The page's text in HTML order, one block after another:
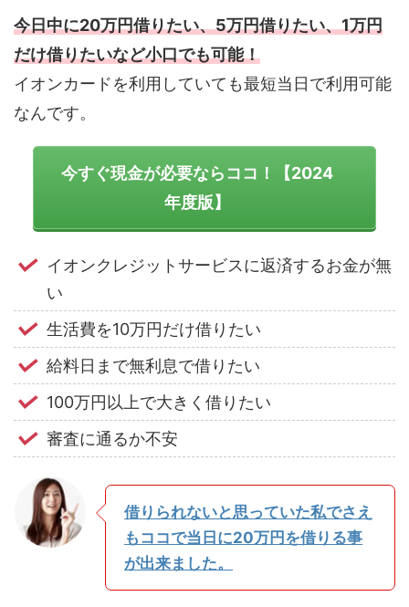
今日中に20万円借りたい、5万円借りたい、1万円
だけ借りたいなど小口でも可能！
イオンカードを利用していても最短当日で利用可能
なんです。
今すぐ現金が必要ならココ！【2024
年度版】
イオンクレジットサービスに返済するお金が無
い
生活費を10万円だけ借りたい
給料日まで無利息で借りたい
100万円以上で大きく借りたい
審査に通るか不安
借りられないと思っていた私でさえ
もココで当日に20万円を借りる事
が出来ました。